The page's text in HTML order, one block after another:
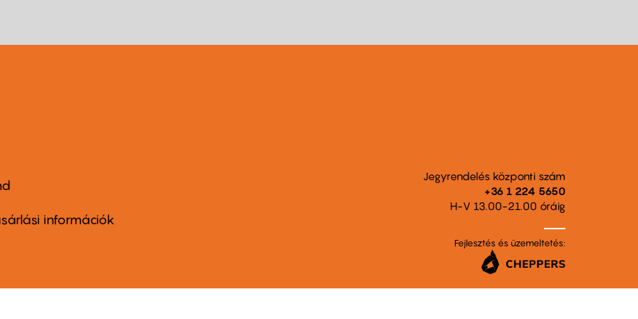
információk
Jegyrendelés központi szám
+36 1 224 5650
H-V 13.00-21.00 óráig
Fejlesztés és üzemeltetés: